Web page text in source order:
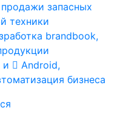
запасных
техники
brandbook,
и
Android,
бизнеса